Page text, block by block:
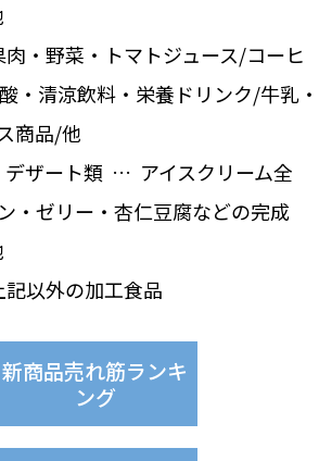
・野菜・トマトジュース/コーヒ
・清涼飲料・栄養ドリンク/牛乳・
商品/他
ザート類 … アイスクリーム全
・ゼリー・杏仁豆腐などの完成
以外の加工食品
新商品売れ筋ランキ
ング